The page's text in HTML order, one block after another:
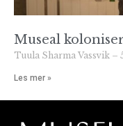
Museal
Tuula Sharma Vassvik
Les mer »